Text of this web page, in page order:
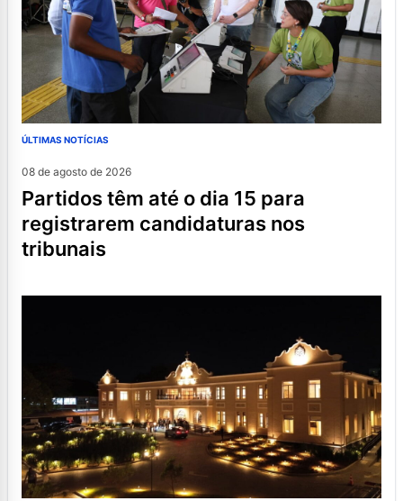
ÚLTIMAS NOTÍCIAS
08 de agosto de 2026
partidos têm até o dia 15 para
registrarem candidaturas nos
tribunais